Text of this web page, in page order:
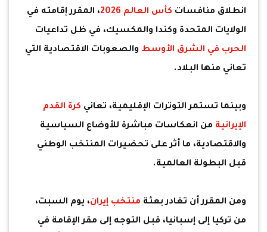
انطلاق منافسات كأس العالم 2026
، المقرر إقامته في
الولايات المتحدة وكندا والمكسيك، في ظل تداعيات
الحرب في الشرق الأوسط والصعوبات الاقتصادية التي
تعاني منها البلاد.
وبينما تستمر التوترات الإقليمية، تعاني كرة القدم
الإيرانية من انعكاسات مباشرة للأوضاع السياسية
والاقتصادية، ما أثر على تحضيرات المنتخب الوطني
قبل البطولة العالمية.
ومن المقرر أن تغادر بعثة منتخب إيران، يوم السبت،
من تركيا إلى إسبانيا، قبل التوجه إلى مقر الإقامة في